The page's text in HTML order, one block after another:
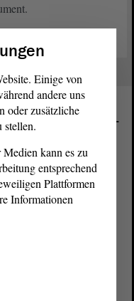
von Sachsen-
Einige von
andere uns
oder zusätzliche
stellen.
kann es zu
entsprechend
Plattformen
Informationen